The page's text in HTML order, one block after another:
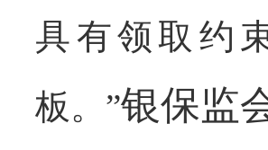
具有领取约
板。”银保监